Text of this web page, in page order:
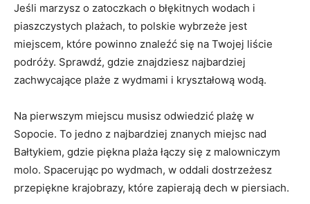
Jeśli marzysz o zatoczkach ⁢o⁣ błękitnych wodach⁤ i
⁣piaszczystych plażach,‍ to polskie wybrzeże jest
miejscem, które ⁢powinno znaleźć się na Twojej liście
podróży.‌ Sprawdź, gdzie znajdziesz ⁣najbardziej
zachwycające plaże z wydmami ⁤i kryształową wodą.
Na‍ pierwszym⁣ miejscu musisz odwiedzić ⁣plażę w
Sopocie. ⁤To jedno z najbardziej znanych miejsc nad
Bałtykiem, gdzie piękna plaża łączy się z malowniczym
molo. Spacerując po wydmach, w oddali dostrzeżesz
przepiękne krajobrazy, które zapierają dech‍ w piersiach.